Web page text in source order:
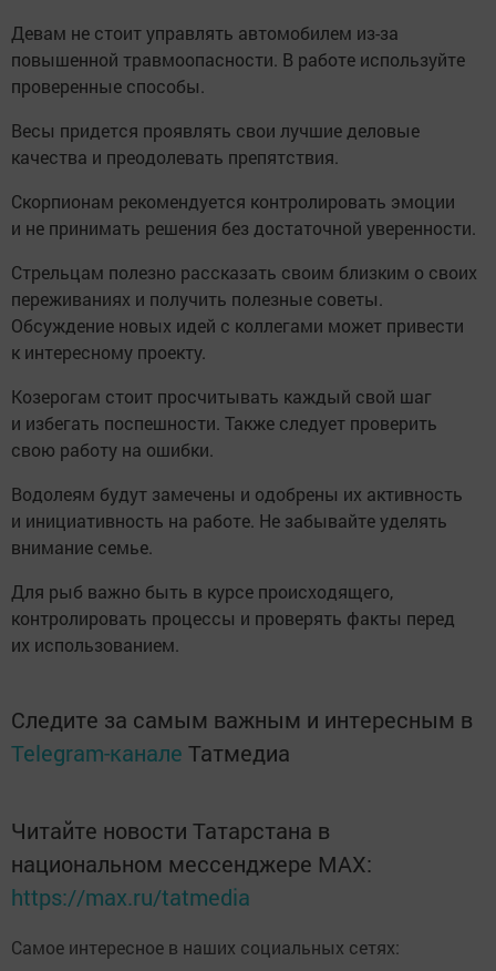
Девам не стоит управлять автомобилем из-за
повышенной травмоопасности. В работе используйте
проверенные способы.
Весы придется проявлять свои лучшие деловые
качества и преодолевать препятствия.
Скорпионам рекомендуется контролировать эмоции
и не принимать решения без достаточной уверенности.
Стрельцам полезно рассказать своим близким о своих
переживаниях и получить полезные советы.
Обсуждение новых идей с коллегами может привести
к интересному проекту.
Козерогам стоит просчитывать каждый свой шаг
и избегать поспешности. Также следует проверить
свою работу на ошибки.
Водолеям будут замечены и одобрены их активность
и инициативность на работе. Не забывайте уделять
внимание семье.
Для рыб важно быть в курсе происходящего,
контролировать процессы и проверять факты перед
их использованием.
Следите за самым важным и интересным в
Telegram-канале Татмедиа
Читайте новости Татарстана в
национальном мессенджере MАХ:
https://max.ru/tatmedia
Самое интересное в наших социальных сетях: